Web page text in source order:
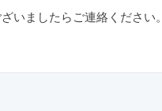
いましたらご連絡ください。